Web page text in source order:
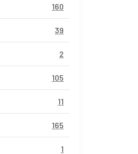
160
39
2
105
11
165
1